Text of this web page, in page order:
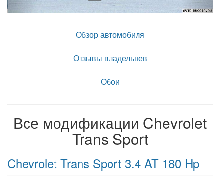
Обзор автомобиля
Отзывы владельцев
Обои
Все модификации Chevrolet
Trans Sport
Chevrolet Trans Sport 3.4 AT 180 Hp